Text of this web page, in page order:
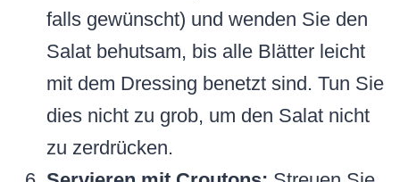
falls gewünscht) und wenden Sie den
Salat behutsam, bis alle Blätter leicht
mit dem Dressing benetzt sind. Tun Sie
dies nicht zu grob, um den Salat nicht
zu zerdrücken.